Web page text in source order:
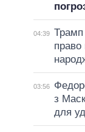
04:39 Трамп
право
03:56
з
для